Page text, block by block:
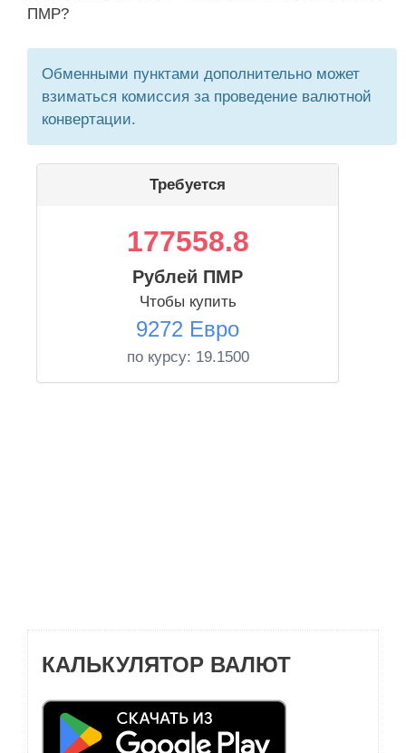
ПМР?
Обменными пунктами дополнительно может
взиматься комиссия за проведение валютной
конвертации.
Требуется
177558.8
Рублей ПМР
Чтобы купить
9272 Евро
по курсу: 19.1500
КАЛЬКУЛЯТОР ВАЛЮТ